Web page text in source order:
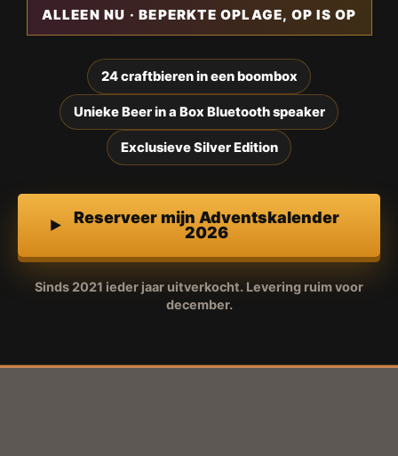
ALLEEN NU · BEPERKTE OPLAGE, OP IS OP
24 craftbieren in een boombox
Unieke Beer in a Box Bluetooth speaker
Exclusieve Silver Edition
Reserveer mijn Adventskalender
2026
Sinds 2021 ieder jaar uitverkocht. Levering ruim voor
december.